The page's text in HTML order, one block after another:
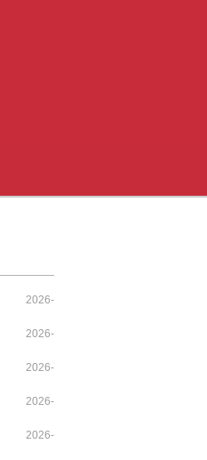
2026-
05-02
2026-
04-29
2026-
05-02
2026-
04-28
2026-